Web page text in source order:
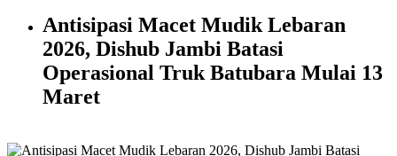
Antisipasi Macet Mudik Lebaran
2026, Dishub Jambi Batasi
Operasional Truk Batubara Mulai 13
Maret